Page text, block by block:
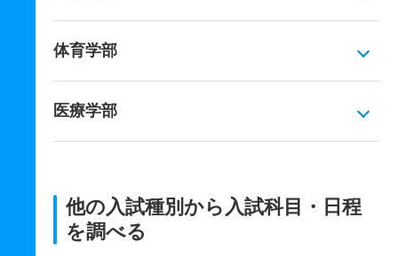
体育学部
医療学部
他の入試種別から入試科目・日程
を調べる